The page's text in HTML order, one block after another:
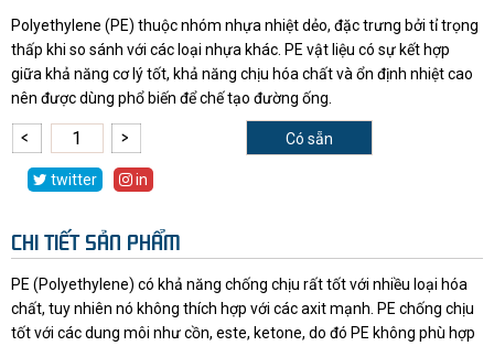
Polyethylene (PE) thuộc nhóm nhựa nhiệt dẻo, đặc trưng bởi tỉ trọng
thấp khi so sánh với các loại nhựa khác. PE vật liệu có sự kết hợp
giữa khả năng cơ lý tốt, khả năng chịu hóa chất và ổn định nhiệt cao
nên được dùng phổ biến để chế tạo đường ống.
Có sẵn
twitter in
CHI TIẾT SẢN PHẨM
PE (Polyethylene) có khả năng chống chịu rất tốt với nhiều loại hóa
chất, tuy nhiên nó không thích hợp với các axit mạnh. PE chống chịu
tốt với các dung môi như cồn, este, ketone, do đó PE không phù hợp